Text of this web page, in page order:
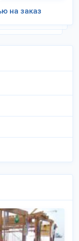
на заказ